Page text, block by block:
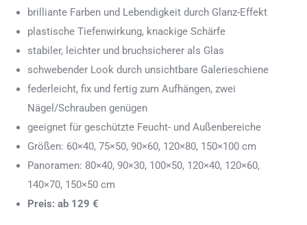
brilliante Farben und Lebendigkeit durch Glanz-Effekt
plastische Tiefenwirkung, knackige Schärfe
stabiler, leichter und bruchsicherer als Glas
schwebender Look durch unsichtbare Galerieschiene
federleicht, fix und fertig zum Aufhängen, zwei
Nägel/Schrauben genügen
geeignet für geschützte Feucht- und Außenbereiche
Größen: 60×40, 75×50, 90×60, 120×80, 150×100 cm
Panoramen: 80×40, 90×30, 100×50, 120×40, 120×60,
140×70, 150×50 cm
Preis: ab 129 €